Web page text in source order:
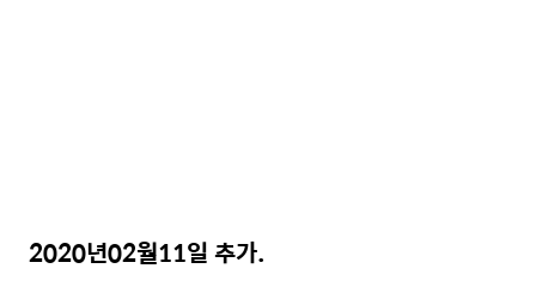
2020년02월11일 추가.